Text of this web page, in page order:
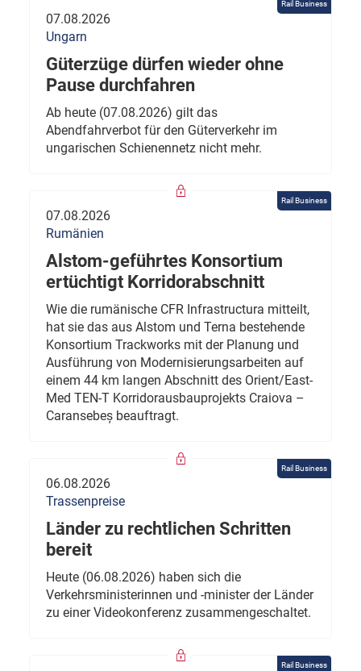
Rail Business
07.08.2026
Ungarn
Güterzüge dürfen wieder ohne
Pause durchfahren
Ab heute (07.08.2026) gilt das
Abendfahrverbot für den Güterverkehr im
ungarischen Schienennetz nicht mehr.
Rail Business
07.08.2026
Rumänien
Alstom-geführtes Konsortium
ertüchtigt Korridorabschnitt
Wie die rumänische CFR Infrastructura mitteilt,
hat sie das aus Alstom und Terna bestehende
Konsortium Trackworks mit der Planung und
Ausführung von Modernisierungsarbeiten auf
einem 44 km langen Abschnitt des Orient/East-
Med TEN-T Korridorausbauprojekts Craiova –
Caransebeș beauftragt.
Rail Business
06.08.2026
Trassenpreise
Länder zu rechtlichen Schritten
bereit
Heute (06.08.2026) haben sich die
Verkehrsministerinnen und -minister der Länder
zu einer Videokonferenz zusammengeschaltet.
Rail Business